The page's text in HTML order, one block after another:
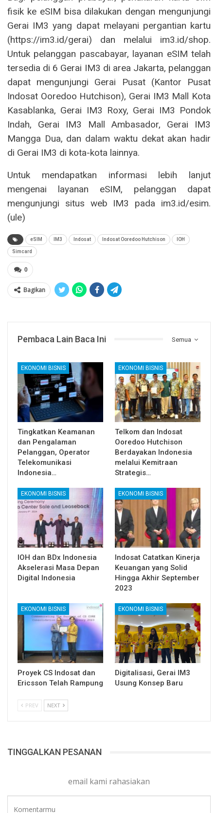
fisik ke eSIM bisa dilakukan dengan mengunjungi
Gerai IM3 yang dapat melayani pergantian kartu
(https://im3.id/gerai) dan melalui im3.id/shop.
Untuk pelanggan pascabayar, layanan eSIM telah
tersedia di 6 Gerai IM3 di area Jakarta, pelanggan
dapat mengunjungi Gerai Pusat (Kantor Pusat
Indosat Ooredoo Hutchison), Gerai IM3 Mall Kota
Kasablanka, Gerai IM3 Roxy, Gerai IM3 Pondok
Indah, Gerai IM3 Mall Ambasador, Gerai IM3
Mangga Dua, dan dalam waktu dekat akan hadir
di Gerai IM3 di kota-kota lainnya.
Untuk mendapatkan informasi lebih lanjut
mengenai layanan eSIM, pelanggan dapat
mengunjungi situs web IM3 pada im3.id/esim.
(ule)
eSIM IM3 Indosat Indosat Ooredoo Hutchison IOH
Simcard
0
Bagikan
Semua
Pembaca Lain Baca Ini
EKONOMI BISNIS
Tingkatkan Keamanan
dan Pengalaman
Pelanggan, Operator
Telekomunikasi
Indonesia…
EKONOMI BISNIS
Telkom dan Indosat
Ooredoo Hutchison
Berdayakan Indonesia
melalui Kemitraan
Strategis…
EKONOMI BISNIS
IOH dan BDx Indonesia
Akselerasi Masa Depan
Digital Indonesia
EKONOMI BISNIS
Indosat Catatkan Kinerja
Keuangan yang Solid
Hingga Akhir September
2023
EKONOMI BISNIS
Proyek CS Indosat dan
Ericsson Telah Rampung
EKONOMI BISNIS
Digitalisasi, Gerai IM3
Usung Konsep Baru
PREV NEXT
TINGGALKAN PESANAN
email kami rahasiakan